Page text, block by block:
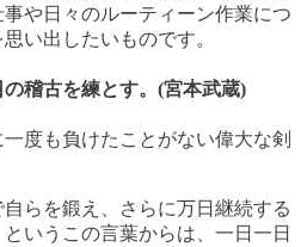
や日々のルーティーン作業につ
い出したいものです。
稽古を練とす。(宮本武蔵)
度も負けたことがない偉大な剣
自らを鍛え、さらに万日継続する
いうこの言葉からは、一日一日